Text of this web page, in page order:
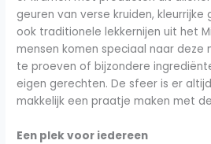
geuren van verse kruiden,
ook traditionele lekkernijen uit het
mensen komen speciaal naar deze
te proeven of bijzondere
eigen gerechten. De sfeer is er
makkelijk een praatje maken met
Een plek voor iedereen